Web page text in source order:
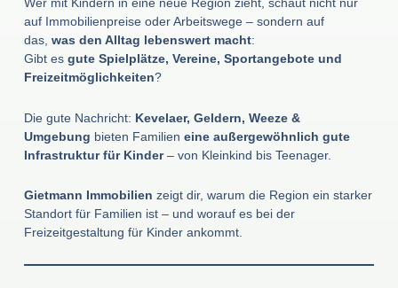
auf Immobilienpreise oder Arbeitswege – sondern auf
das, was den Alltag lebenswert macht:
Gibt es gute Spielplätze, Vereine, Sportangebote und
Freizeitmöglichkeiten?
Die gute Nachricht: Kevelaer, Geldern, Weeze &
Umgebung bieten Familien eine außergewöhnlich gute
Infrastruktur für Kinder– von Kleinkind bis Teenager.
Gietmann Immobilien zeigt dir, warum die Region ein starker
Standort für Familien ist – und worauf es bei der
Freizeitgestaltung für Kinder ankommt.